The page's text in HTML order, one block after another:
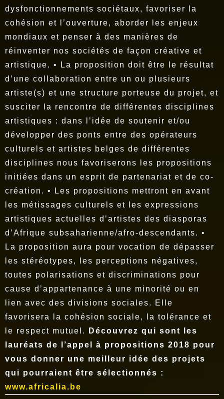
dysfonctionnements sociétaux, favoriser la
cohésion et l’ouverture, aborder les enjeux
mondiaux et penser à des manières de
réinventer nos sociétés de façon créative et
artistique. • La proposition doit être le résultat
d’une collaboration entre un ou plusieurs
artiste(s) et une structure porteuse du projet, et
susciter la rencontre de différentes disciplines
artistiques : dans l’idée de soutenir et/ou
développer des ponts entre des opérateurs
culturels et artistes belges de différentes
disciplines nous favoriserons les propositions
initiées dans un esprit de partenariat et de co-
création. • Les propositions mettront en avant
les métissages culturels et les expressions
artistiques actuelles d’artistes des diasporas
d’Afrique subsaharienne/afro-descendants. •
La proposition aura pour vocation de dépasser
les stéréotypes, les perceptions négatives,
toutes polarisations et discriminations pour
cause d’appartenance à une minorité ou en
lien avec des divisions sociales. Elle
favorisera la cohésion sociale, la tolérance et
le respect mutuel.
Découvrez qui sont les
lauréats de l’appel à propositions 2018 pour
vous donner une meilleur idée des projets
qui pourraient être sélectionnés :
www.africalia.be